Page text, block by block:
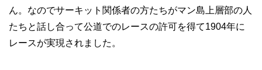
ん。なのでサーキット関係者の方たちがマン島上層部の人
たちと話し合って公道でのレースの許可を得て1904年に
レースが実現されました。